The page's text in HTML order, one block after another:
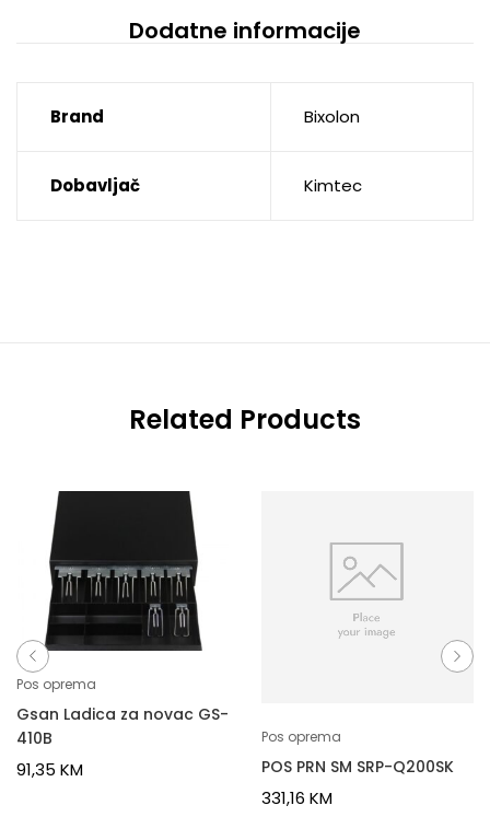
Dodatne informacije
Brand Bixolon
Dobavljač Kimtec
Related Products
Pos oprema
Gsan Ladica za novac GS-
410B
91,35 KM
Pos oprema
POS PRN SM SRP-Q200SK
331,16 KM